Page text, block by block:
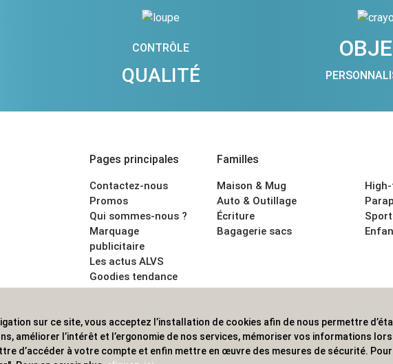
CONTRÔLE
QUALITÉ
Pages principales
Contactez-nous
Promos
Qui sommes-nous ?
Marquage
publicitaire
Les actus ALVS
Goodies tendance
CGV
Familles
Maison & Mug
Auto & Outillage
Écriture
Bagagerie sacs
publicitaires, pour les professionnels. Une implantation nationale, une
sur ce site, vous acceptez l’installation de cookies afin de nous permettre
améliorer l’intérêt et l’ergonomie de nos services, mémoriser vos informations
d’accéder à votre compte et enfin mettre en œuvre des mesures de sécurité.